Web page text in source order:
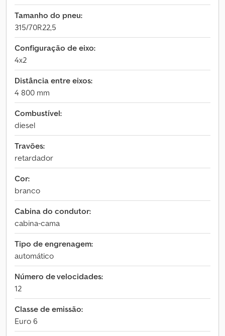
Tamanho do pneu:
315/70R22,5
Configuração de eixo:
4x2
Distância entre eixos:
4 800 mm
Combustível:
diesel
Travões:
retardador
Cor:
branco
Cabina do condutor:
cabina-cama
Tipo de engrenagem:
automático
Número de velocidades:
12
Classe de emissão:
Euro 6